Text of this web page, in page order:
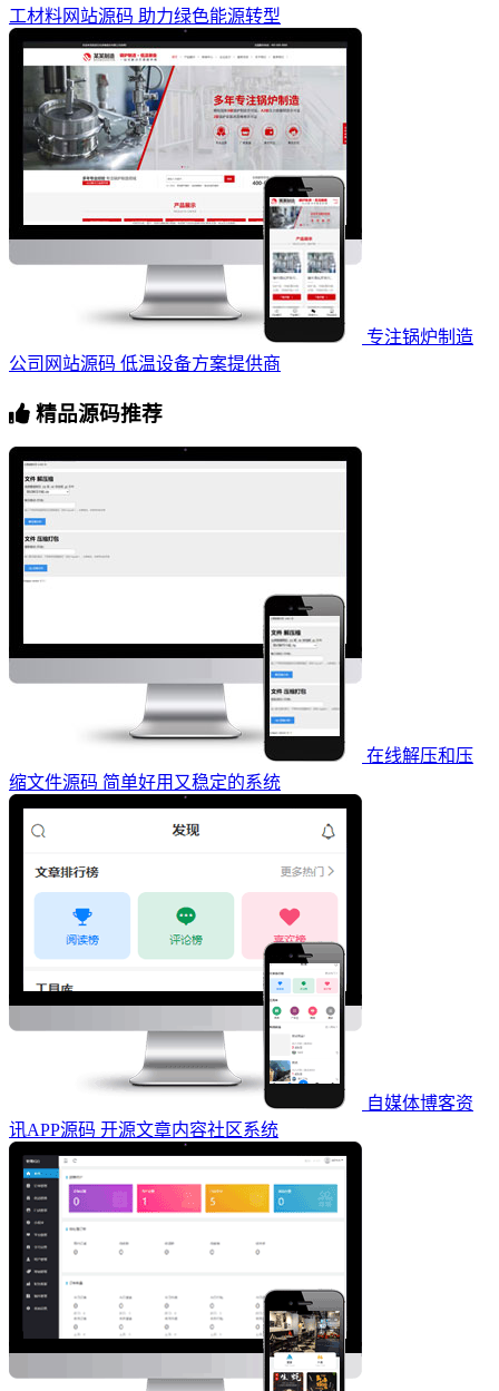
工材料网站源码 助力绿色能源转型
专注锅炉制造
公司网站源码 低温设备方案提供商
精品源码推荐
在线解压和压
缩文件源码 简单好用又稳定的系统
自媒体博客资
讯APP源码 开源文章内容社区系统